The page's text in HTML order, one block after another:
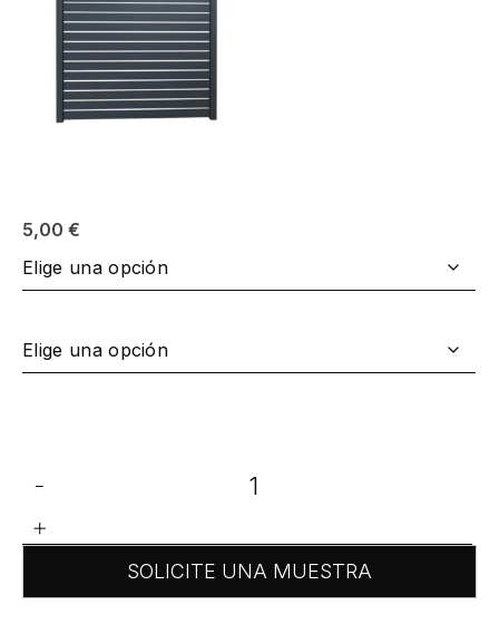
5,00 €
-
+
SOLICITE UNA MUESTRA